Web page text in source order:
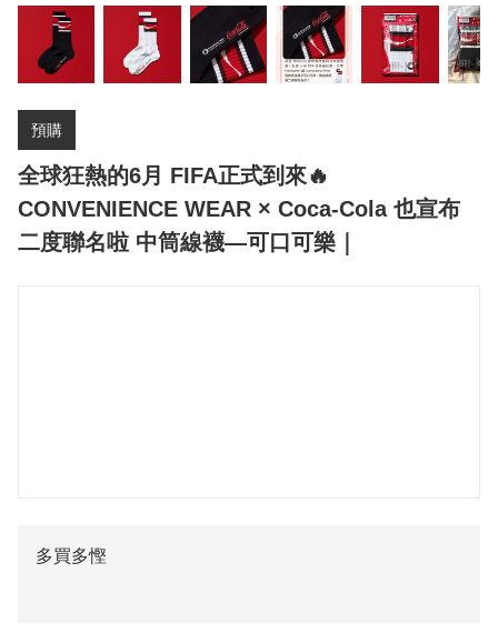
預購
全球狂熱的6月 FIFA正式到來🔥
CONVENIENCE WEAR × Coca-Cola 也宣布
二度聯名啦 中筒線襪—可口可樂｜
多買多慳